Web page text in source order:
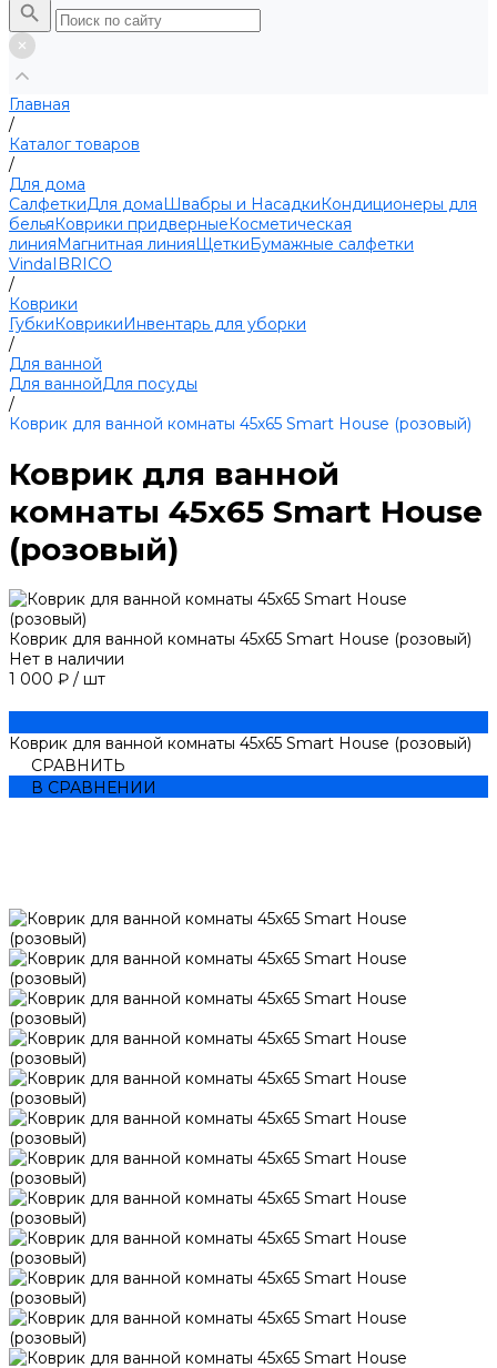
Главная
/
Каталог товаров
/
Для дома
СалфеткиДля домаШвабры и НасадкиКондиционеры для
бельяКоврики придверныеКосметическая
линияМагнитная линияЩеткиБумажные салфетки
VindaIBRICO
/
Коврики
ГубкиКоврикиИнвентарь для уборки
/
Для ванной
Для ваннойДля посуды
/
Коврик для ванной комнаты 45х65 Smart House (розовый)
Коврик для ванной
комнаты 45х65 Smart House
(розовый)
Коврик для ванной комнаты 45х65 Smart House (розовый)
Нет в наличии
1 000 ₽ / шт
Коврик для ванной комнаты 45х65 Smart House (розовый)
СРАВНИТЬ
В СРАВНЕНИИ